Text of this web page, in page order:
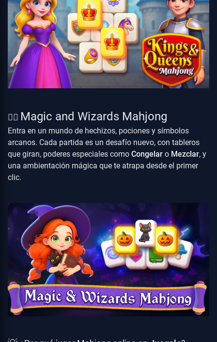
🧙‍♂️ Magic and Wizards Mahjong
Entra en un mundo de hechizos, pociones y símbolos
arcanos. Cada partida es un desafío nuevo, con tableros
que giran, poderes especiales como Congelar o Mezclar, y
una ambientación mágica que te atrapa desde el primer
clic.